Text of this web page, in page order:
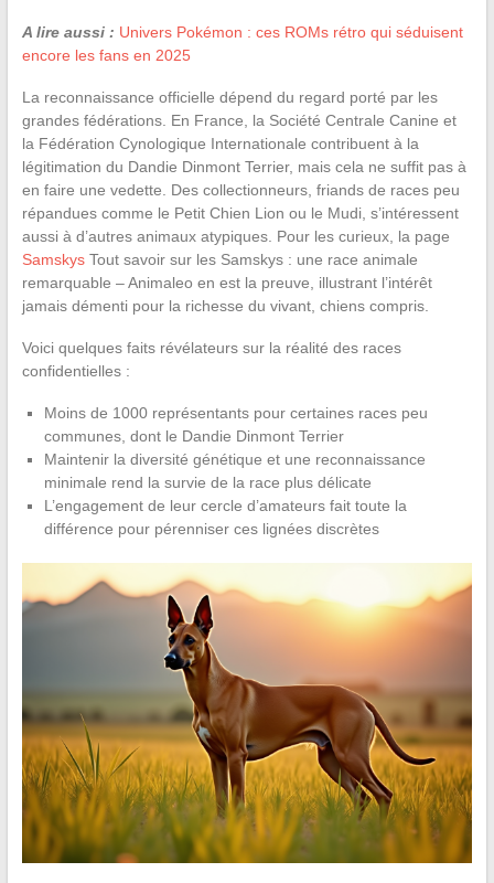
A lire aussi : Univers Pokémon : ces ROMs rétro qui séduisent
encore les fans en 2025
La reconnaissance officielle dépend du regard porté par les
grandes fédérations. En France, la Société Centrale Canine et
la Fédération Cynologique Internationale contribuent à la
légitimation du Dandie Dinmont Terrier, mais cela ne suffit pas à
en faire une vedette. Des collectionneurs, friands de races peu
répandues comme le Petit Chien Lion ou le Mudi, s’intéressent
aussi à d’autres animaux atypiques. Pour les curieux, la page
SamskysTout savoir sur les Samskys : une race animale
remarquable – Animaleo en est la preuve, illustrant l’intérêt
jamais démenti pour la richesse du vivant, chiens compris.
Voici quelques faits révélateurs sur la réalité des races
confidentielles :
Moins de 1000 représentants pour certaines races peu
communes, dont le Dandie Dinmont Terrier
Maintenir la diversité génétique et une reconnaissance
minimale rend la survie de la race plus délicate
L’engagement de leur cercle d’amateurs fait toute la
différence pour pérenniser ces lignées discrètes